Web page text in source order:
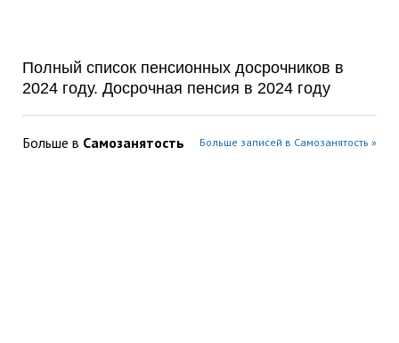
Полный список пенсионных досрочников в
2024 году. Досрочная пенсия в 2024 году
Больше в Самозанятость Больше записей в Самозанятость »